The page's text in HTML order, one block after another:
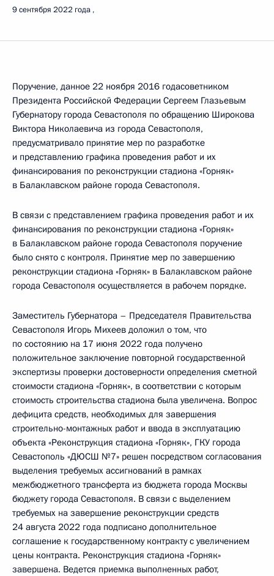
9 сентября 2022 года
Поручение, данное 22 ноября 2016 годасоветником
Президента Российской Федерации Сергеем Глазьевым
Губернатору города Севастополя по обращению Широкова
Виктора Николаевича из города Севастополя,
предусматривало принятие мер по разработке
и представлению графика проведения работ и их
финансирования по реконструкции стадиона «Горняк»
в Балаклавском районе города Севастополя.
В связи с представлением графика проведения работ и их
финансирования по реконструкции стадиона «Горняк»
в Балаклавском районе города Севастополя поручение
было снято с контроля. Принятие мер по завершению
реконструкции стадиона «Горняк» в Балаклавском районе
города Севастополя осуществляется в рабочем порядке.
Заместитель Губернатора – Председателя Правительства
Севастополя Игорь Михеев доложил о том, что
по состоянию на 17 июня 2022 года получено
положительное заключение повторной государственной
экспертизы проверки достоверности определения сметной
стоимости стадиона «Горняк», в соответствии с которым
стоимость строительства стадиона была увеличена. Вопрос
дефицита средств, необходимых для завершения
строительно-монтажных работ и ввода в эксплуатацию
объекта «Реконструкция стадиона «Горняк», ГКУ города
Севастополь «ДЮСШ №7» решен посредством согласования
выделения требуемых ассигнований в рамках
межбюджетного трансферта из бюджета города Москвы
бюджету города Севастополя. В связи с выделением
требуемых на завершение реконструкции средств
24 августа 2022 года подписано дополнительное
соглашение к государственному контракту с увеличением
цены контракта. Реконструкция стадиона «Горняк»
завершена. Ведется приемка выполненных работ,